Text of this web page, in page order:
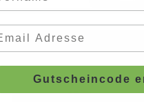
Gutscheincode